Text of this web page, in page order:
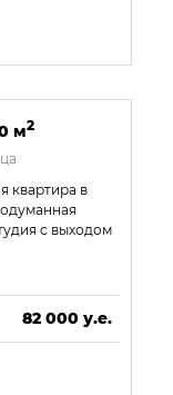
м2
квартира в
с выходом
82 000 у.е.
3 526 000 ₴